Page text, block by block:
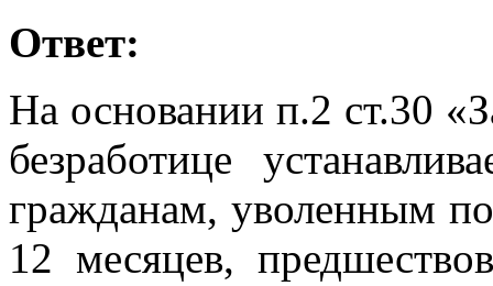
Ответ:
На основании п.2 ст.30
безработице
гражданам, уволенным
12 месяцев,